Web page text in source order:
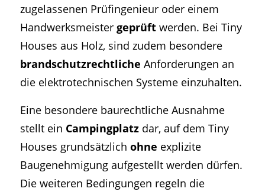
zugelassenen Prüfingenieur oder einem
Handwerksmeister geprüftwerden. Bei Tiny
Houses aus Holz, sind zudem besondere
brandschutzrechtliche Anforderungen an
die elektrotechnischen Systeme einzuhalten.
Eine besondere baurechtliche Ausnahme
stellt ein Campingplatzdar, auf dem Tiny
Houses grundsätzlich ohne explizite
Baugenehmigung aufgestellt werden dürfen.
Die weiteren Bedingungen regeln die